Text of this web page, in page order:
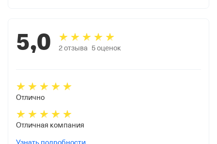
5,0 2отзыва 5оценок
Отлично
Отличная компания